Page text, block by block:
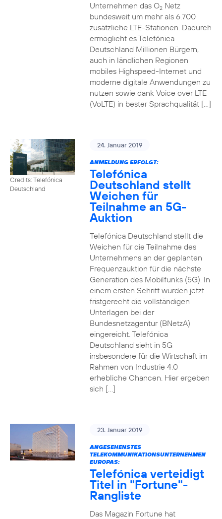
Unternehmen das O2Netz
bundesweit um mehr als 6.700
zusätzliche LTE-Stationen. Dadurch
ermöglicht es Telefónica
Deutschland Millionen Bürgern,
auch in ländlichen Regionen
mobiles Highspeed-Internet und
moderne digitale Anwendungen zu
nutzen sowie dank Voice over LTE
(VoLTE) in bester Sprachqualität […]
Credits: Telefónica
Deutschland
24. Januar 2019
ANMELDUNG ERFOLGT:
Telefónica
Deutschland stellt
Weichen für
Teilnahme an 5G-
Auktion
Telefónica Deutschland stellt die
Weichen für die Teilnahme des
Unternehmens an der geplanten
Frequenzauktion für die nächste
Generation des Mobilfunks (5G). In
einem ersten Schritt wurden jetzt
fristgerecht die vollständigen
Unterlagen bei der
Bundesnetzagentur (BNetzA)
eingereicht. Telefónica
Deutschland sieht in 5G
insbesondere für die Wirtschaft im
Rahmen von Industrie 4.0
erhebliche Chancen. Hier ergeben
sich […]
23. Januar 2019
ANGESEHENSTES
TELEKOMMUNIKATIONSUNTERNEHMEN
EUROPAS:
Telefónica verteidigt
Titel in "Fortune"-
Rangliste
Das Magazin Fortune hat